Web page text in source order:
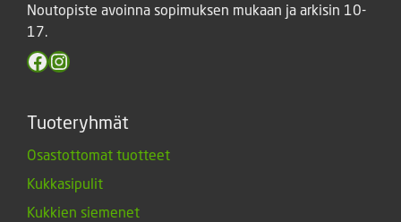
Noutopiste avoinna sopimuksen mukaan ja arkisin 10-
17.
Facebook
Instagram
Tuoteryhmät
Osastottomat tuotteet
Kukkasipulit
Kukkien siemenet